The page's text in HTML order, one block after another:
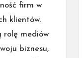
firm w
klientów.
rolę mediów
biznesu,